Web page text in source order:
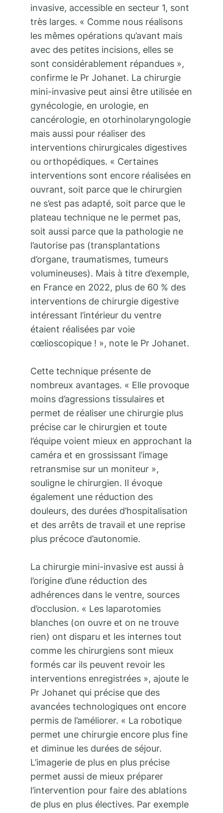
invasive, accessible en secteur 1, sont
très larges. « Comme nous réalisons
les mêmes opérations qu’avant mais
avec des petites incisions, elles se
sont considérablement répandues »,
confirme le Pr Johanet. La chirurgie
mini-invasive peut ainsi être utilisée en
gynécologie, en urologie, en
cancérologie, en otorhinolaryngologie
mais aussi pour réaliser des
interventions chirurgicales digestives
ou orthopédiques. « Certaines
interventions sont encore réalisées en
ouvrant, soit parce que le chirurgien
ne s’est pas adapté, soit parce que le
plateau technique ne le permet pas,
soit aussi parce que la pathologie ne
l’autorise pas (transplantations
d’organe, traumatismes, tumeurs
volumineuses). Mais à titre d’exemple,
en France en 2022, plus de 60 % des
interventions de chirurgie digestive
intéressant l’intérieur du ventre
étaient réalisées par voie
cœlioscopique ! », note le Pr Johanet.
Cette technique présente de
nombreux avantages. « Elle provoque
moins d’agressions tissulaires et
permet de réaliser une chirurgie plus
précise car le chirurgien et toute
l’équipe voient mieux en approchant la
caméra et en grossissant l’image
retransmise sur un moniteur »,
souligne le chirurgien. Il évoque
également une réduction des
douleurs, des durées d’hospitalisation
et des arrêts de travail et une reprise
plus précoce d’autonomie.
La chirurgie mini-invasive est aussi à
l’origine d’une réduction des
adhérences dans le ventre, sources
d’occlusion. « Les laparotomies
blanches (on ouvre et on ne trouve
rien) ont disparu et les internes tout
comme les chirurgiens sont mieux
formés car ils peuvent revoir les
interventions enregistrées », ajoute le
Pr Johanet qui précise que des
avancées technologiques ont encore
permis de l’améliorer. « La robotique
permet une chirurgie encore plus fine
et diminue les durées de séjour.
L’imagerie de plus en plus précise
permet aussi de mieux préparer
l’intervention pour faire des ablations
de plus en plus électives. Par exemple